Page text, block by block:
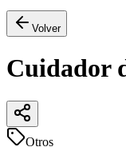
Volver
Cuidador
Otros